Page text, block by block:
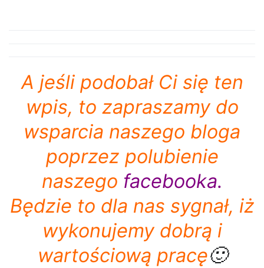
A jeśli podobał Ci się ten
wpis, to zapraszamy do
wsparcia naszego bloga
poprzez polubienie
naszego facebooka.
Będzie to dla nas sygnał, iż
wykonujemy dobrą i
wartościową pracę🙂